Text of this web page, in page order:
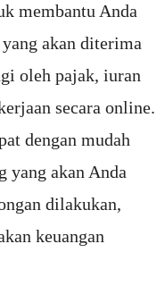
membantu Anda
akan diterima
oleh pajak, iuran
secara online.
dengan mudah
yang akan Anda
dilakukan,
keuangan